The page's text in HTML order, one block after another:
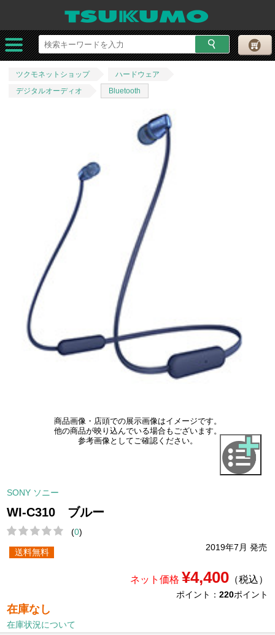
ツクモネットショップ
ハードウェア
デジタルオーディオ
Bluetooth
商品画像・店頭での展示画像はイメージです。
他の商品が映り込んでいる場合もございます。
参考画像としてご確認ください。
SONY ソニー
WI-C310 ブルー
(0)
2019年7月 発売
送料無料
ネット価格 ¥4,400（税込）
ポイント： 220ポイント
在庫なし
在庫状況について